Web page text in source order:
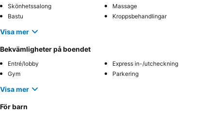
Skönhetssalong
Massage
Bastu
Kroppsbehandlingar
Visa mer
Bekvämligheter på boendet
Entré/lobby
Express in-/utcheckning
Gym
Parkering
Visa mer
För barn